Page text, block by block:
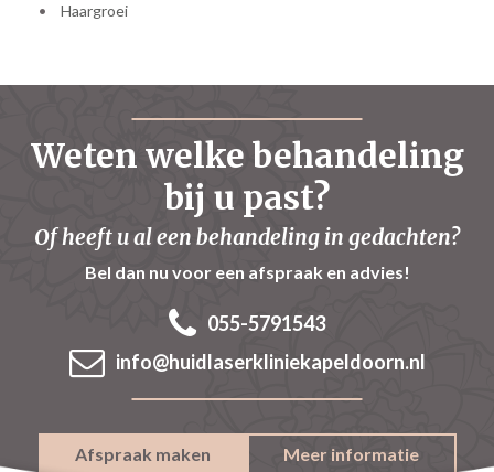
Haargroei
Weten welke behandeling
bij u past?
Of heeft u al een behandeling in gedachten?
Bel dan nu voor een afspraak en advies!
055-5791543
info@huidlaserkliniekapeldoorn.nl
Afspraak maken Meer informatie